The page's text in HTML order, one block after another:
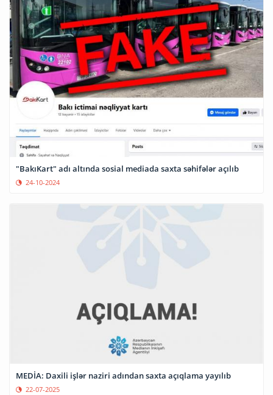
"BakıKart" adı altında sosial mediada saxta səhifələr açılıb
24-10-2024
MEDİA: Daxili işlər naziri adından saxta açıqlama yayılıb
22-07-2025